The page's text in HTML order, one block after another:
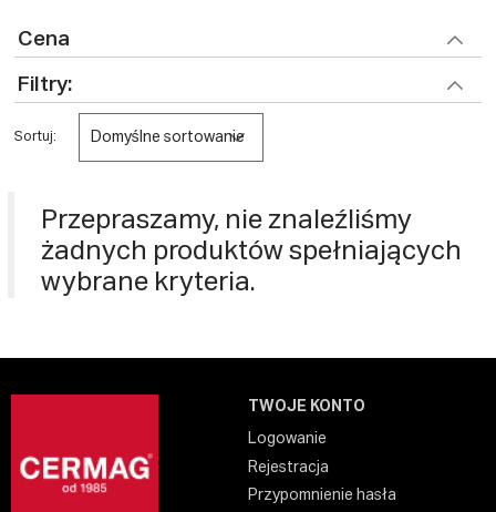
Cena
Filtry:
Sortuj: Domyślne sortowanie
Przepraszamy, nie znaleźliśmy
żadnych produktów spełniających
wybrane kryteria.
TWOJE KONTO
Logowanie
Rejestracja
Przypomnienie hasła